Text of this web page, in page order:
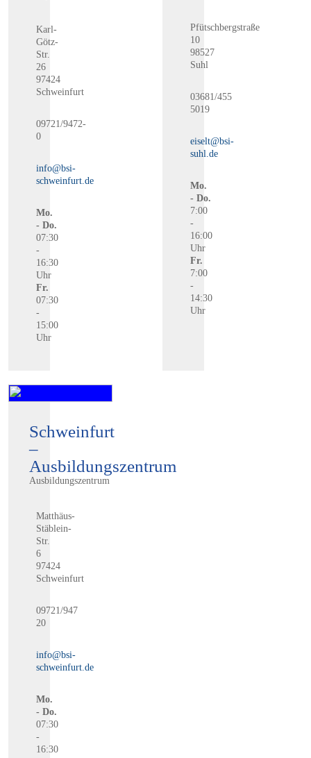
Karl-
Götz-
Str.
26
97424
Schweinfurt
09721/9472-
0
info@bsi-
schweinfurt.de
Mo.
- Do.
07:30
-
16:30
Uhr
Fr.
07:30
-
15:00
Uhr
Pfütschbergstraße
10
98527
Suhl
03681/455
5019
eiselt@bsi-
suhl.de
Mo.
- Do.
7:00
-
16:00
Uhr
Fr.
7:00
-
14:30
Uhr
Schweinfurt
–
Ausbildungszentrum
Ausbildungszentrum
Matthäus-
Stäblein-
Str.
6
97424
Schweinfurt
09721/947
20
info@bsi-
schweinfurt.de
Mo.
- Do.
07:30
-
16:30